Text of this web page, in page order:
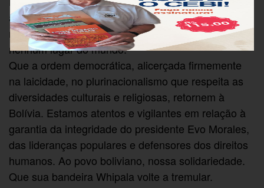
aceitar o ataque à democracia e a violência em
nome de Deus nem na Bolívia, nem no Brasil, e em
nenhum lugar do mundo.
Que a ordem democrática, alicerçada firmemente
na laicidade, no plurinacionalismo que respeita as
diversidades culturais e religiosas, retornem à
Bolívia. Estamos atentos e vigilantes em relação à
garantia da integridade do presidente Evo Morales,
das lideranças populares e defensores dos direitos
humanos. Ao povo boliviano, nossa solidariedade.
Que sua bandeira Whipala volte a tremular.